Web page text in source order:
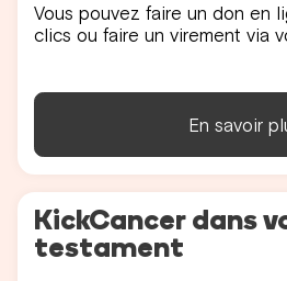
Vous pouvez faire un don en
clics ou faire un virement via
En savoir
KickCancer dans
testament